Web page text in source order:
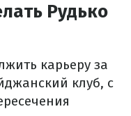
Рудько
карьеру за
клуб, с